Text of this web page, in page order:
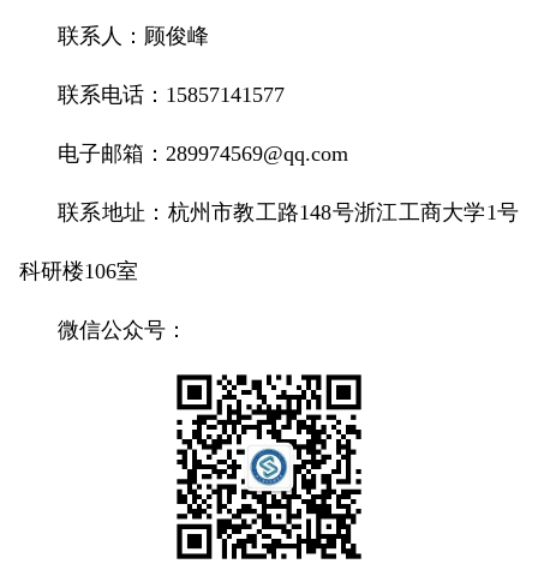
联系人：顾俊峰
联系电话：15857141577
电子邮箱：289974569@qq.com
联系地址：杭州市教工路148号浙江工商大学1号
科研楼106室
微信公众号：